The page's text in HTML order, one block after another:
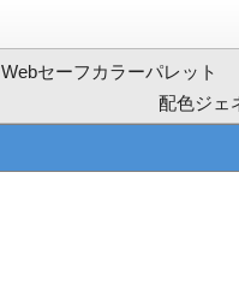
Webセーフカラーパレット
配色ジェ